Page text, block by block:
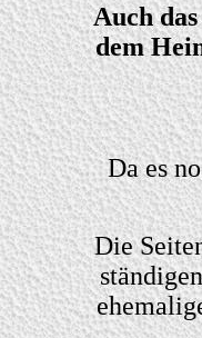
Auch
dem
Da es
Die